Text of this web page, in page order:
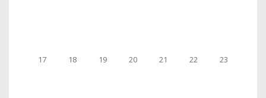
17 18 19 20 21 22 23